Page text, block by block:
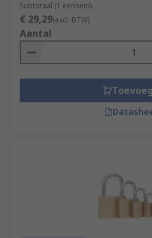
Subtotaal (1 eenheid)
€ 29,29(excl. BTW)
Aantal